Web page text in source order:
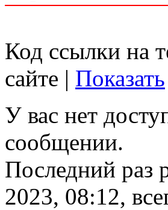
Код ссылки на
сайте | Показать
У вас нет
сообщении.
Последний раз
2023, 08:12,